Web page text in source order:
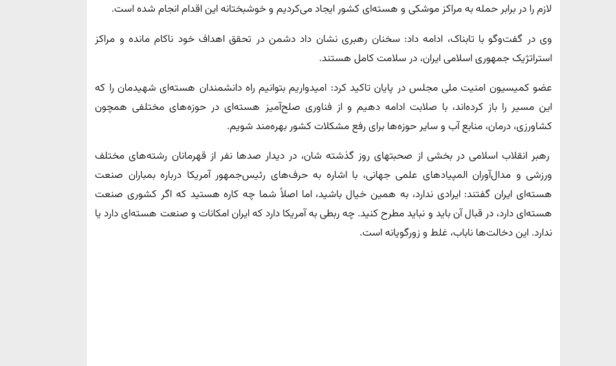
لازم را در برابر حمله به مراکز موشکی و هسته‌ای کشور ایجاد می‌کردیم و خوشبختانه این اقدام انجام شده است.
وی در گفت‌وگو با تابناک، ادامه داد: سخنان رهبری نشان داد دشمن در تحقق اهداف خود ناکام مانده و مراکز
استراتژیک جمهوری اسلامی ایران، در سلامت کامل هستند.
عضو کمیسیون امنیت ملی مجلس در پایان تاکید کرد: امیدواریم بتوانیم راه دانشمندان هسته‌ای شهیدمان را که
این مسیر را باز کرده‌اند، با صلابت ادامه دهیم و از فناوری صلح‌آمیز هسته‌ای در حوزه‌های مختلفی همچون
کشاورزی، درمان، منابع آب و سایر حوزه‌ها برای رفع مشکلات کشور بهره‌مند شویم.
رهبر انقلاب اسلامی در بخشی از صحبتهای روز گذشته شان، در دیدار صدها نفر از قهرمانان رشته‌های مختلف
ورزشی و مدال‌آوران المپیادهای علمی جهانی، با اشاره به حرف‌های رئیس‌جمهور آمریکا درباره بمباران صنعت
هسته‌ای ایران گفتند: ایرادی ندارد، به همین خیال باشید، اما اصلاً شما چه کاره هستید که اگر کشوری صنعت
هسته‌ای دارد، در قبال آن باید و نباید مطرح کنید. چه ربطی به آمریکا دارد که ایران امکانات و صنعت هسته‌ای دارد یا
ندارد. این دخالت‌ها ناباب، غلط و زورگویانه است.